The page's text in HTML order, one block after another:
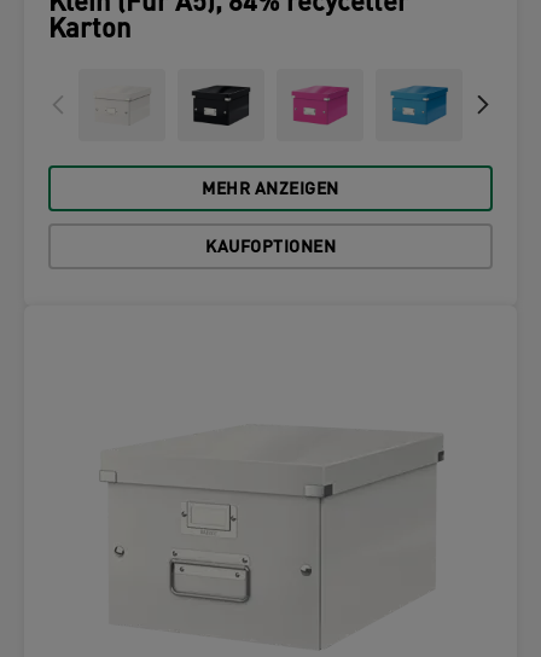
Karton
MEHR ANZEIGEN
KAUFOPTIONEN